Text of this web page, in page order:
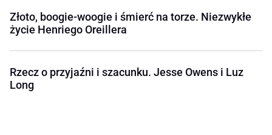
Złoto, boogie-woogie i śmierć na torze. Niezwykłe
życie Henriego Oreillera
Rzecz o przyjaźni i szacunku. Jesse Owens i Luz
Long